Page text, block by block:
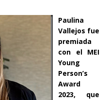
Paulina
Vallejos fue
premiada
con el MEI
Young
Person’s
Award
2023, que